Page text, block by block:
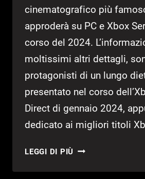
cinematografico più
approderà su PC e Xbox
corso del 2024.
moltissimi altri dettagli,
protagonisti di un lungo
presentato nel corso
Direct di gennaio 2024,
dedicato ai migliori titoli
LEGGI DI PIÙ INDIANA
AND